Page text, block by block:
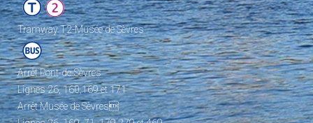
Tramway T2-Musée de Sèvres
Arrêt Pont-de-Sèvres
Lignes 26, 160,169 et 171
Arrêt Musée de Sèvres